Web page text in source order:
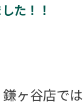
た！！
鎌ヶ谷店では